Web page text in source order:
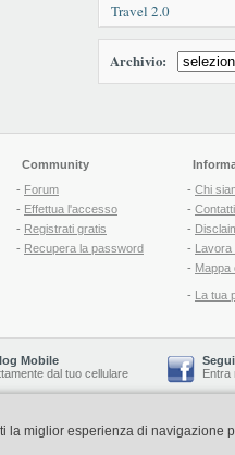
Travel 2.0
Archivio:
Community
- Forum
- Effettua l'accesso
- Registrati gratis
- Recupera la password
- Chi
- Contatti
-
- Lavora
- Mappa
- La tua
Mobile
dal tuo cellulare
Entra
Unico -www.qnt.it-Booking Blog™ -Il blog
la miglior esperienza di navigazione